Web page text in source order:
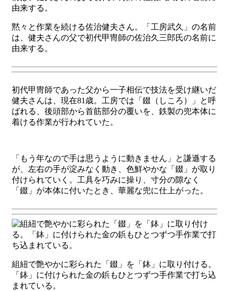
黙々と作業を続ける佐治健夫さん。「工房武久」の名前
は、健夫さんの父で初代甲冑師の佐治久三郎氏の名前に
由来する。
初代甲冑師であった父から一子相伝で技法を受け継いだ
健夫さんは、現在81歳。工房では「錣（しころ）」と呼
ばれる、後頭部から首筋部分の覆いを、鉄製の兜本体に
着ける作業が行われていた。
「もう年なので手は思うように動きません」と謙遜する
が、左右の手が淀みなく動き、色鮮やかな「錣」が取り
付けられていく。工具を巧みに操り、寸分の隙なく
「錣」が本体に付いたとき、華麗な兜に仕上がった。
組紐で艶やかに彩られた「錣」を「鉢」に取り付ける。
「鉢」に付けられた金の鋲もひとつずつ手作業で打ち込
まれている。